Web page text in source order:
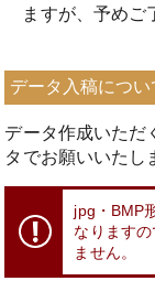
ますが、予めご
データ入稿につ
データ作成いただ
タでお願いいたし
jpg・BMP
なります
ません。